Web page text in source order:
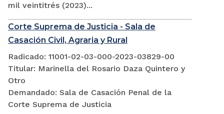
mil veintitrés (2023)...
Corte Suprema de Justicia - Sala de
Casación Civil, Agraria y Rural
Radicado: 11001-02-03-000-2023-03829-00
Titular: Marinella del Rosario Daza Quintero y
Otro
Demandado: Sala de Casación Penal de la
Corte Suprema de Justicia